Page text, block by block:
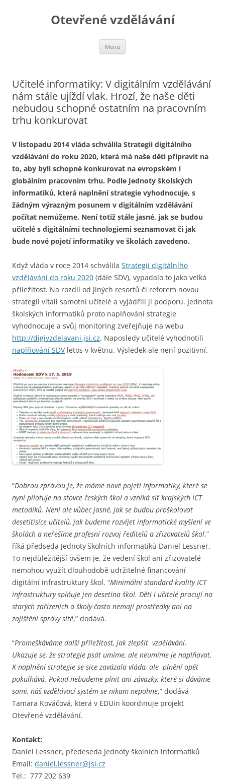
Otevřené vzdělávání
Menu
Učitelé informatiky: V digitálním vzdělávání
nám stále ujíždí vlak. Hrozí, že naše děti
nebudou schopné ostatním na pracovním
trhu konkurovat
V listopadu 2014 vláda schválila Strategii digitálního
vzdělávání do roku 2020, která má naše děti připravit na
to, aby byli schopné konkurovat na evropském i
globálním pracovním trhu. Podle Jednoty školských
informatiků, která naplnění strategie vyhodnocuje, s
žádným výrazným posunem v digitálním vzdělávání
počítat nemůžeme. Není totiž stále jasné, jak se budou
učitelé s digitálními technologiemi seznamovat či jak
bude nové pojetí informatiky ve školách zavedeno.
Když vláda v roce 2014 schválila Strategii digitálního
vzdělávání do roku 2020 (dále SDV), vypadalo to jako velká
příležitost. Na rozdíl od jiných resortů či reforem novou
strategii vítali samotní učitelé a vyjádřili jí podporu. Jednota
školských informatiků proto naplňování strategie
vyhodnocuje a svůj monitoring zveřejňuje na webu
http://digivzdelavani.jsi.cz. Naposledy učitelé vyhodnotili
naplňování SDVletos v květnu. Výsledek ale není pozitivní.
“Dobrou zprávou je, že máme nové pojetí informatiky, které se
nyní pilotuje na stovce českých škol a vzniká síť krajských ICT
metodiků. Není ale vůbec jasné, jak se budou proškolovat
desetitisíce učitelů, jak budeme rozvíjet informatické myšlení ve
školách a neřešíme profesní rozvoj ředitelů a zřizovatelů škol,”
říká předseda Jednoty školních informatiků Daniel Lessner.
To nejdůležitější ovšem je, že vedení škol ani zřizovatelé
nemohou využít dlouhodobě udržitelné financování
digitální infrastruktury škol. “Minimální standard kvality ICT
infrastruktury splňuje jen desetina škol. Děti i učitelé pracují na
starých zařízeních a školy často nemají prostředky ani na
zajištění správy sítě,” dodává.
“Promeškáváme další příležitost, jak zlepšit vzdělávání.
Ukazuje se, že strategie psát umíme, ale neumíme je naplňovat.
K naplnění strategie se sice zavázala vláda, ale plnění opět
pokulhává. Pokud nebudeme plnit ani závazky, které si dáváme
sami, náš vzdělávací systém se nikam nepohne,” dodává
Tamara Kováčová, která v EDUin koordinuje projekt
Otevřené vzdělávání.
Kontakt:
Daniel Lessner, předeseda Jednoty školních informatiků
Email: daniel.lessner@jsi.cz
Tel.: 777 202 639